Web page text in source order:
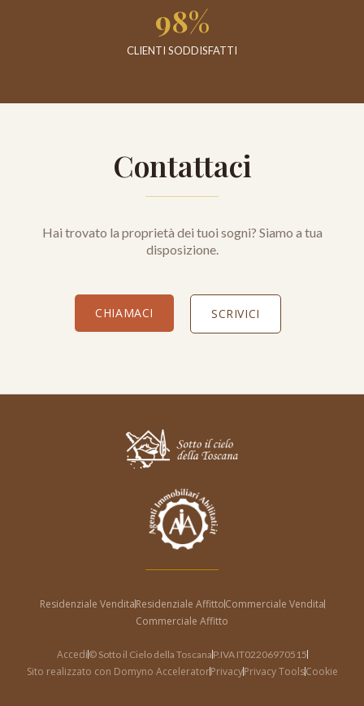
98%
CLIENTI SODDISFATTI
Contattaci
Hai trovato la proprietà dei tuoi sogni? Siamo a tua
disposizione.
CHIAMACI SCRIVICI
Residenziale VenditaResidenziale AffittoCommerciale Vendita
Commerciale Affitto
Accedi © Sotto il Cielo della Toscana P.IVA IT02206970515
Sito realizzato con Domyno AcceleratorPrivacyPrivacy ToolsCookie